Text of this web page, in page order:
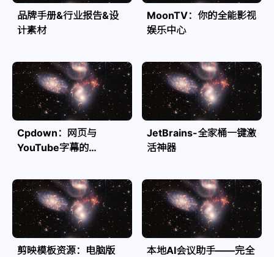
品牌手册&行业报告&设
计素材
MoonTV：你的全能影视
娱乐中心
Cpdown：网页与
YouTube字幕的
JetBrains-全家桶一键激
活神器
剪映模板资源：电脑版
本地AI会议助手——完全